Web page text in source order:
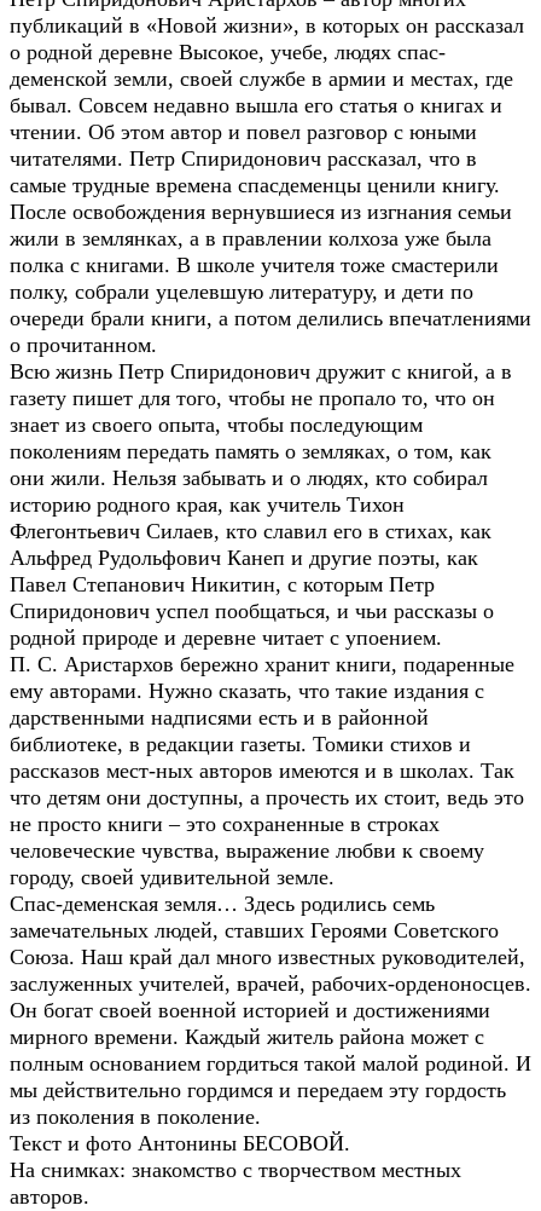
публикаций в «Новой жизни», в которых он рассказал
о родной деревне Высокое, учебе, людях спас-
деменской земли, своей службе в армии и местах, где
бывал. Совсем недавно вышла его статья о книгах и
чтении. Об этом автор и повел разговор с юными
читателями. Петр Спиридонович рассказал, что в
самые трудные времена спасдеменцы ценили книгу.
После освобождения вернувшиеся из изгнания семьи
жили в землянках, а в правлении колхоза уже была
полка с книгами. В школе учителя тоже смастерили
полку, собрали уцелевшую литературу, и дети по
очереди брали книги, а потом делились впечатлениями
о прочитанном.
Всю жизнь Петр Спиридонович дружит с книгой, а в
газету пишет для того, чтобы не пропало то, что он
знает из своего опыта, чтобы последующим
поколениям передать память о земляках, о том, как
они жили. Нельзя забывать и о людях, кто собирал
историю родного края, как учитель Тихон
Флегонтьевич Силаев, кто славил его в стихах, как
Альфред Рудольфович Канеп и другие поэты, как
Павел Степанович Никитин, с которым Петр
Спиридонович успел пообщаться, и чьи рассказы о
родной природе и деревне читает с упоением.
П. С. Аристархов бережно хранит книги, подаренные
ему авторами. Нужно сказать, что такие издания с
дарственными надписями есть и в районной
библиотеке, в редакции газеты. Томики стихов и
рассказов мест-ных авторов имеются и в школах. Так
что детям они доступны, а прочесть их стоит, ведь это
не просто книги – это сохраненные в строках
человеческие чувства, выражение любви к своему
городу, своей удивительной земле.
Спас-деменская земля… Здесь родились семь
замечательных людей, ставших Героями Советского
Союза. Наш край дал много известных руководителей,
заслуженных учителей, врачей, рабочих-орденоносцев.
Он богат своей военной историей и достижениями
мирного времени. Каждый житель района может с
полным основанием гордиться такой малой родиной. И
мы действительно гордимся и передаем эту гордость
из поколения в поколение.
Текст и фото Антонины БЕСОВОЙ.
На снимках: знакомство с творчеством местных
авторов.